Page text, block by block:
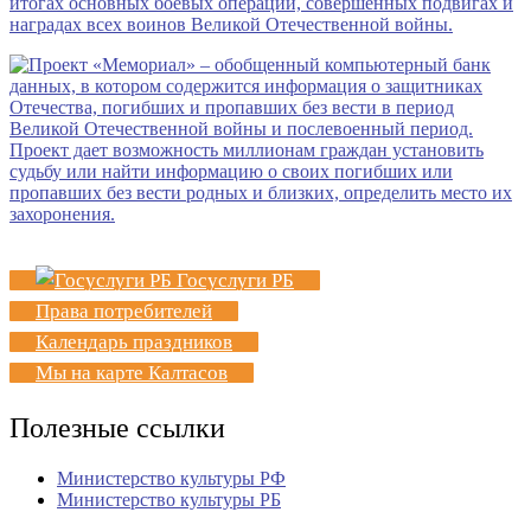
Госуслуги РБ
Права потребителей
Календарь праздников
Мы на карте Калтасов
Полезные ссылки
Министерство культуры РФ
Министерство культуры РБ